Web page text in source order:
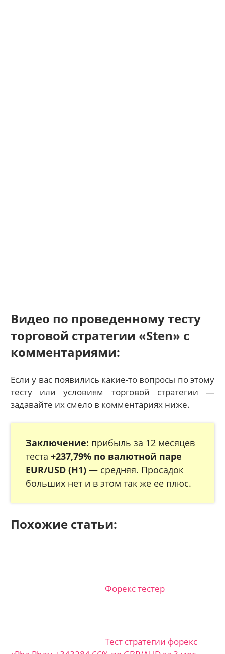
Видео по проведенному тесту
торговой стратегии «Sten» с
комментариями:
Если у вас появились какие-то вопросы по этому
тесту или условиям торговой стратегии —
задавайте их смело в комментариях ниже.
Заключение: прибыль за 12 месяцев
теста+237,79% по валютной паре
EUR/USD (H1) — средняя. Просадок
больших нет и в этом так же ее плюс.
Похожие статьи:
Форекс тестер
Тест стратегии форекс